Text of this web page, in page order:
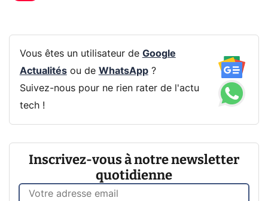
Vous êtes un utilisateur de Google
Actualitésou de WhatsApp?
Suivez-nous pour ne rien rater de l'actu
tech !
Inscrivez-vous à notre newsletter
quotidienne